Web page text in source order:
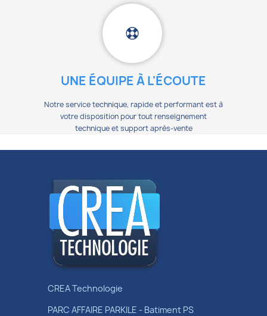
UNE ÉQUIPE À L'ÉCOUTE
Notre service technique, rapide et performant est à
votre disposition pour tout renseignement
technique et support après-vente
CREA Technologie
PARC AFFAIRE PARKILE - Batiment PS